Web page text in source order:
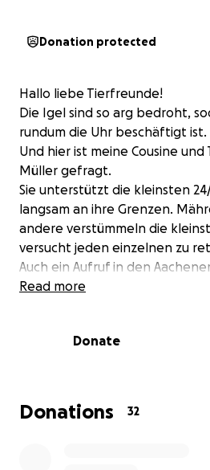
Donation protected
Hallo liebe Tierfreunde!
Die Igel sind so arg bedroht,
rundum die Uhr beschäftigt ist.
Und hier ist meine Cousine und
Müller gefragt.
Sie unterstützt die kleinsten
langsam an ihre Grenzen.
andere verstümmeln die
versucht jeden einzelnen zu
Auch ein Aufruf in den
hier die Tage gegeben und
und spendest für die
https://www.aachener-
aachen/alsdorf/von-einer-
Read more
Donate
Donations 32